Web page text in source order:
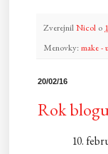
ZverejnilNicol o
Menovky: make -
20/02/16
Rok
10.